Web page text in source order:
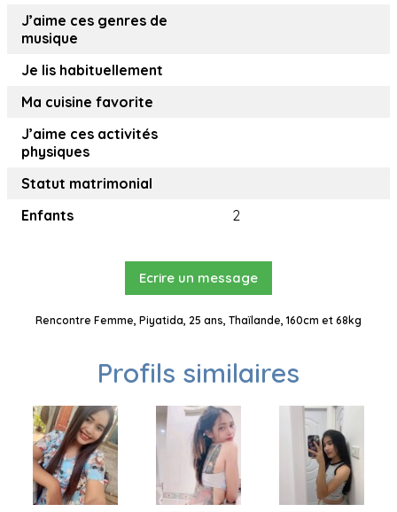
J’aime ces genres de
musique
Je lis habituellement
Ma cuisine favorite
J’aime ces activités
physiques
Statut matrimonial
Enfants
2
Ecrire un message
Rencontre Femme, Piyatida, 25 ans, Thaïlande, 160cm et 68kg
Profils similaires